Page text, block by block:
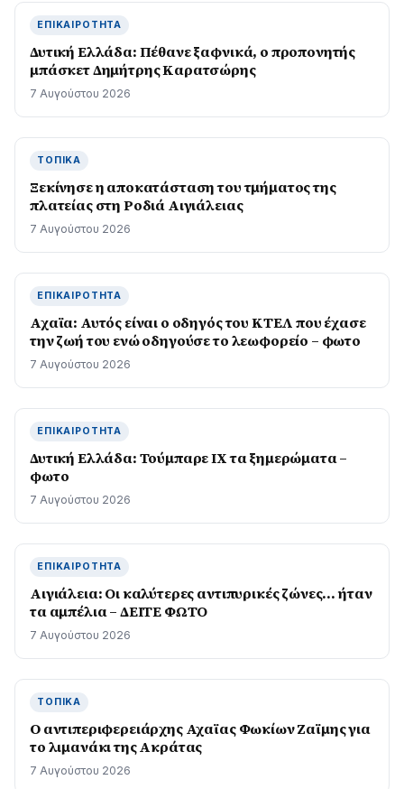
ΕΠΙΚΑΙΡΌΤΗΤΑ
Δυτική Ελλάδα: Πέθανε ξαφνικά, ο προπονητής
μπάσκετ Δημήτρης Καρατσώρης
7 Αυγούστου 2026
ΤΟΠΙΚΆ
Ξεκίνησε η αποκατάσταση του τμήματος της
πλατείας στη Ροδιά Αιγιάλειας
7 Αυγούστου 2026
ΕΠΙΚΑΙΡΌΤΗΤΑ
Αχαϊα: Αυτός είναι ο οδηγός του ΚΤΕΛ που έχασε
την ζωή του ενώ οδηγούσε το λεωφορείο – φωτο
7 Αυγούστου 2026
ΕΠΙΚΑΙΡΌΤΗΤΑ
Δυτική Ελλάδα: Τούμπαρε ΙΧ τα ξημερώματα –
φωτο
7 Αυγούστου 2026
ΕΠΙΚΑΙΡΌΤΗΤΑ
Αιγιάλεια: Οι καλύτερες αντιπυρικές ζώνες… ήταν
τα αμπέλια – ΔΕΙΤΕ ΦΩΤΟ
7 Αυγούστου 2026
ΤΟΠΙΚΆ
O αντιπεριφερειάρχης Αχαϊας Φωκίων Ζαϊμης για
το λιμανάκι της Ακράτας
7 Αυγούστου 2026